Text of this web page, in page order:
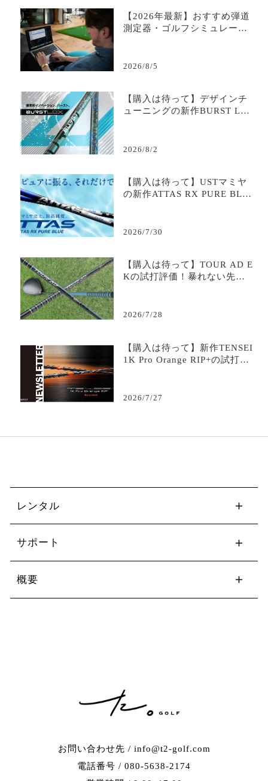
【2026年最新】おすすめ弾道
測定器・ゴルフシミュレータ
2026/8/5
【購入は待って】デザインチ
ューニングの新作BURST LD
ール｜評判・口コミ・スペッ
2026/8/2
【購入は待って】USTマミヤ
の新作ATTAS RX PURE BLU
解説
2026/7/30
【購入は待って】TOUR AD E
Kの試打評価！暴れない先調
2026/7/28
【購入は待って】新作TENSEI
1K Pro Orange RIP+の試打評
｜評判・スペック・最安値を
2026/7/27
お問い合わせ先 / info@t2-golf.com
電話番号 / 080-5638-2174
レンタル
サポート
概要